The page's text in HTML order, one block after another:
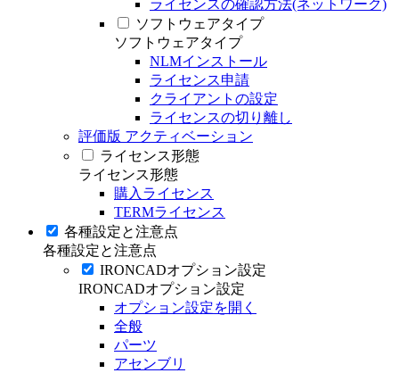
ライセンスの確認方法(ネットワーク)
ソフトウェアタイプ
ソフトウェアタイプ
NLMインストール
ライセンス申請
クライアントの設定
ライセンスの切り離し
評価版 アクティベーション
ライセンス形態
ライセンス形態
購入ライセンス
TERMライセンス
各種設定と注意点
各種設定と注意点
IRONCADオプション設定
IRONCADオプション設定
オプション設定を開く
全般
パーツ
アセンブリ